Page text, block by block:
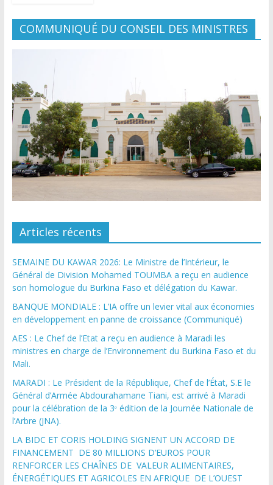
COMMUNIQUÉ DU CONSEIL DES MINISTRES
Articles récents
SEMAINE DU KAWAR 2026: Le Ministre de l’Intérieur, le
Général de Division Mohamed TOUMBA a reçu en audience
son homologue du Burkina Faso et délégation du Kawar.
BANQUE MONDIALE : L’IA offre un levier vital aux économies
en développement en panne de croissance (Communiqué)
AES : Le Chef de l’Etat a reçu en audience à Maradi les
ministres en charge de l’Environnement du Burkina Faso et du
Mali.
MARADI : Le Président de la République, Chef de l’État, S.E le
Général d’Armée Abdourahamane Tiani, est arrivé à Maradi
pour la célébration de la 3ᵉ édition de la Journée Nationale de
l’Arbre (JNA).
LA BIDC ET CORIS HOLDING SIGNENT UN ACCORD DE
FINANCEMENT DE 80 MILLIONS D’EUROS POUR
RENFORCER LES CHAÎNES DE VALEUR ALIMENTAIRES,
ÉNERGÉTIQUES ET AGRICOLES EN AFRIQUE DE L’OUEST